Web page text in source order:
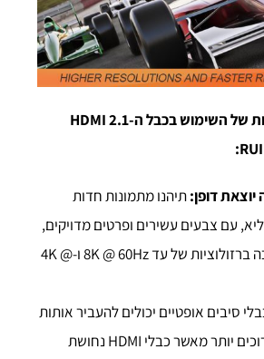
של השימוש בכבל ה-HDMI 2.1
:
יוצאת דופן:תיהנו מתמונות חדות
עם צבעים עשירים ופרטים מדויקים,
הודות לתמיכה ברזולוציות של עד 8K @ 60Hz ו-4K @
סיבים אופטיים יכולים להעביר אותות
למרחקים ארוכים יותר מאשר כבלי HDMI נחושת